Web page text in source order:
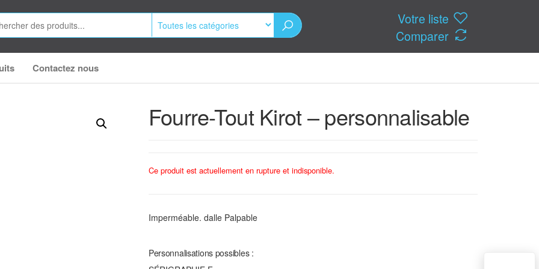
Votre liste
Comparer
Contactez nous
Fourre-Tout Kirot – personnalisable
Ce produit est actuellement en rupture et indisponible.
Imperméable. dalle Palpable
Personnalisations possibles :